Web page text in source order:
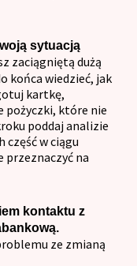
sytuacją
zaciągniętą dużą
końca wiedzieć, jak
kartkę,
pożyczki, które nie
poddaj analizie
część w ciągu
przeznaczyć na
kontaktu z
ze zmianą